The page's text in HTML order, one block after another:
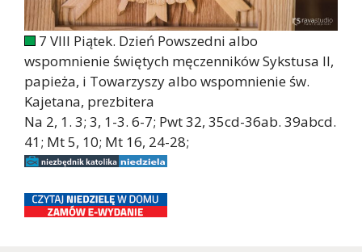
7 VIII Piątek. Dzień Powszedni albo
wspomnienie świętych męczenników Sykstusa II,
papieża, i Towarzyszy albo wspomnienie św.
Kajetana, prezbitera
Na 2, 1. 3; 3, 1-3. 6-7; Pwt 32, 35cd-36ab. 39abcd.
41; Mt 5, 10; Mt 16, 24-28;